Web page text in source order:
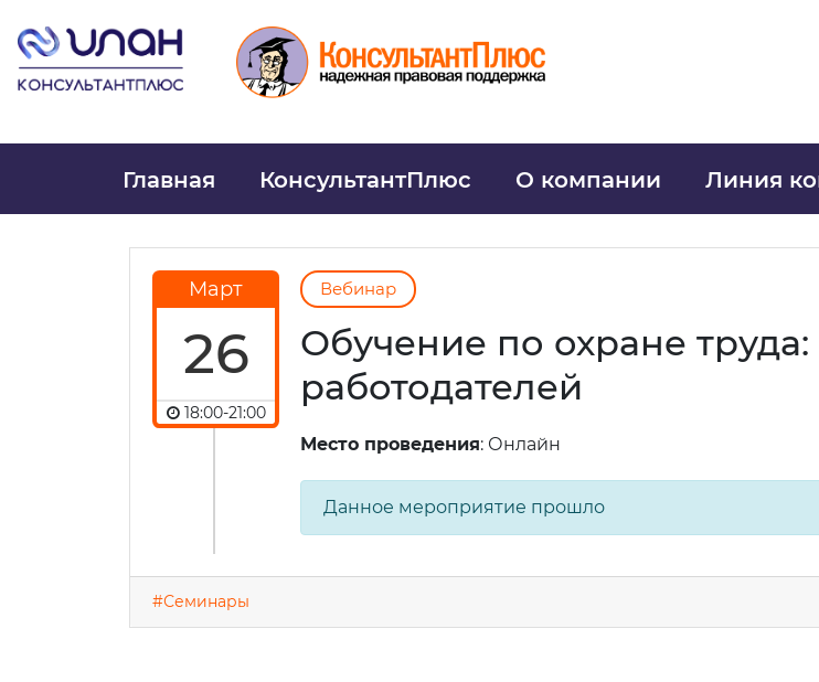
Главная КонсультантПлюс О компании Линия
Март
26
18:00-21:00
Вебинар
Обучение по охране
работодателей
Место проведения: Онлайн
Данное мероприятие прошло
#Семинары